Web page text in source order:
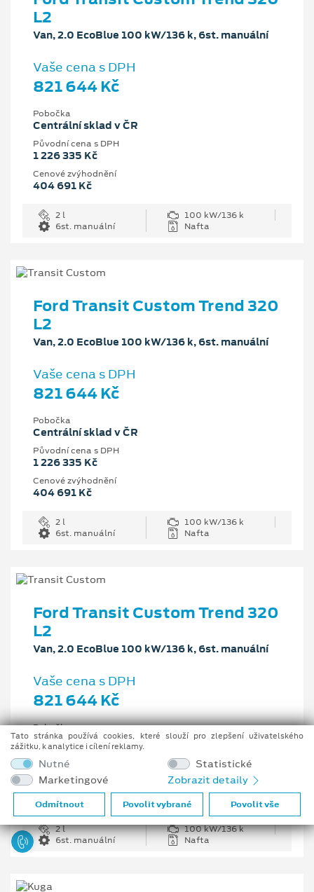
L2
Van, 2.0 EcoBlue 100 kW/136 k, 6st. manuální
Vaše cena s DPH
821 644 Kč
Pobočka
Centrální sklad v ČR
Původní cena s DPH
1 226 335 Kč
Cenové zvýhodnění
404 691 Kč
2 l
100 kW/136 k
6st. manuální
Nafta
Ford Transit Custom Trend 320
L2
Van, 2.0 EcoBlue 100 kW/136 k, 6st. manuální
Vaše cena s DPH
821 644 Kč
Pobočka
Centrální sklad v ČR
Původní cena s DPH
1 226 335 Kč
Cenové zvýhodnění
404 691 Kč
2 l
100 kW/136 k
6st. manuální
Nafta
Ford Transit Custom Trend 320
L2
Van, 2.0 EcoBlue 100 kW/136 k, 6st. manuální
Vaše cena s DPH
821 644 Kč
Pobočka
Opava
1 226 335 Kč
Cenové zvýhodnění
404 691 Kč
2 l
100 kW/136 k
6st. manuální
Nafta
Tato stránka používá cookies, které slouží pro zlepšení uživatelského
zážitku, k analytice i cílení reklamy.
Nutné
Statistické
Marketingové
Zobrazit detaily
Odmítnout Povolit vybrané Povolit vše